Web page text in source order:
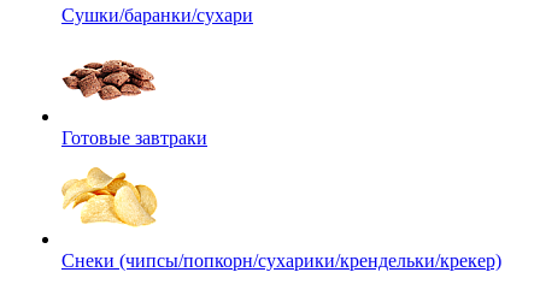
Сушки/баранки/сухари
Готовые завтраки
Снеки (чипсы/попкорн/сухарики/крендельки/крекер)